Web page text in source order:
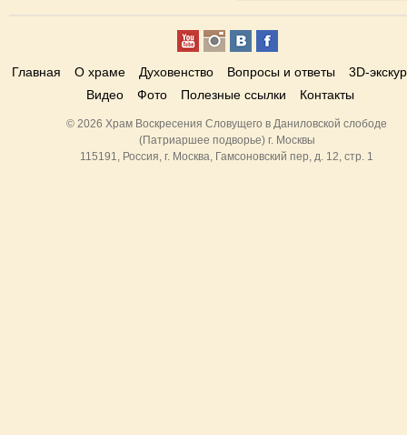
Главная О храме Духовенство Вопросы и ответы
3D-
Видео
Фото Полезные ссылки Контакты
© 2026 Храм Воскресения Словущего в Даниловской слободе
(Патриаршее подворье) г. Москвы
115191, Россия, г. Москва, Гамсоновский пер, д. 12, стр. 1